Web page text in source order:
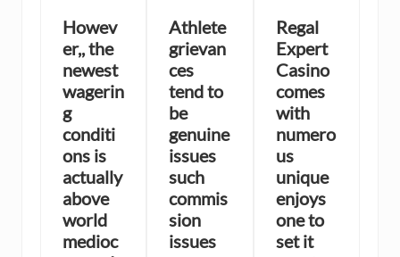
Howev
er,, the
newest
wagerin
g
conditi
ons is
actually
above
world
medioc
Athlete
grievan
ces
tend to
be
genuine
issues
such
commis
sion
issues
Regal
Expert
Casino
comes
with
numero
us
unique
enjoys
one to
set it